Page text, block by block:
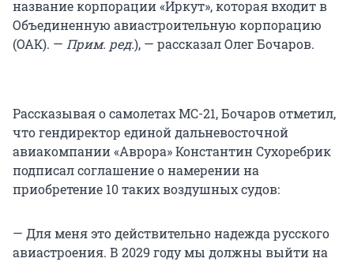
название корпорации «Иркут», которая входит в
Объединенную авиастроительную корпорацию
(ОАК). — Прим. ред.), — рассказал Олег Бочаров.
Рассказывая о самолетах МС-21, Бочаров отметил,
что гендиректор единой дальневосточной
авиакомпании «Аврора» Константин Сухоребрик
подписал соглашение о намерении на
приобретение 10 таких воздушных судов:
— Для меня это действительно надежда русского
авиастроения. В 2029 году мы должны выйти на